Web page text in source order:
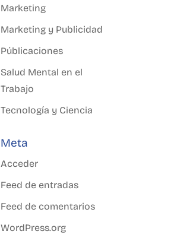
Marketing
Marketing y Publicidad
Públicaciones
Salud Mental en el
Trabajo
Tecnología y Ciencia
Meta
Acceder
Feed de entradas
Feed de comentarios
WordPress.org